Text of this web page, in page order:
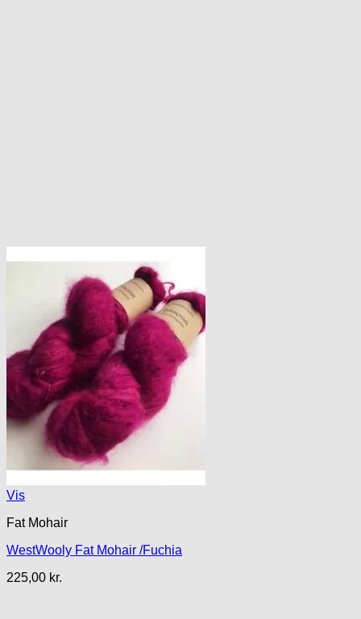
Vis
Fat Mohair
WestWooly Fat Mohair /Fuchia
225,00 kr.